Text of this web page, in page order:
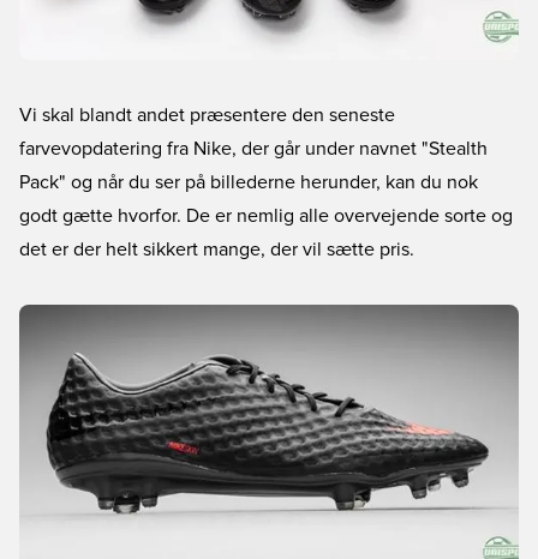
Vi skal blandt andet præsentere den seneste
farvevopdatering fra Nike, der går under navnet "Stealth
Pack" og når du ser på billederne herunder, kan du nok
godt gætte hvorfor. De er nemlig alle overvejende sorte og
det er der helt sikkert mange, der vil sætte pris.